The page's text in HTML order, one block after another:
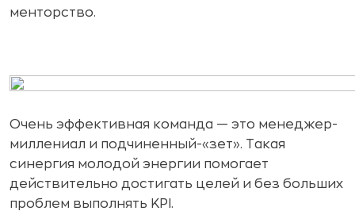
менторство.
Очень эффективная команда — это менеджер-
миллениал и подчиненный-«зет». Такая
синергия молодой энергии помогает
действительно достигать целей и без больших
проблем выполнять KPI.